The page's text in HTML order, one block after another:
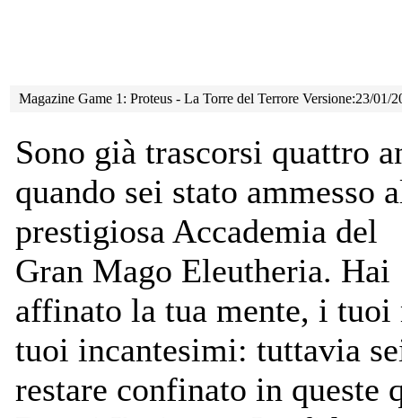
Magazine Game 1: Proteus - La Torre del Terrore Versione:23/01/
Sono già trascorsi quattro
quando sei stato ammesso
prestigiosa Accademia del
Gran Mago Eleutheria. Hai
affinato la tua mente, i
tuoi incantesimi: tuttavia
restare confinato in queste